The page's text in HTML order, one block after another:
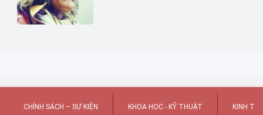
CHÍNH SÁCH – SỰ KIỆN KHOA HỌC - KỸ THUẬT KINH TẾ